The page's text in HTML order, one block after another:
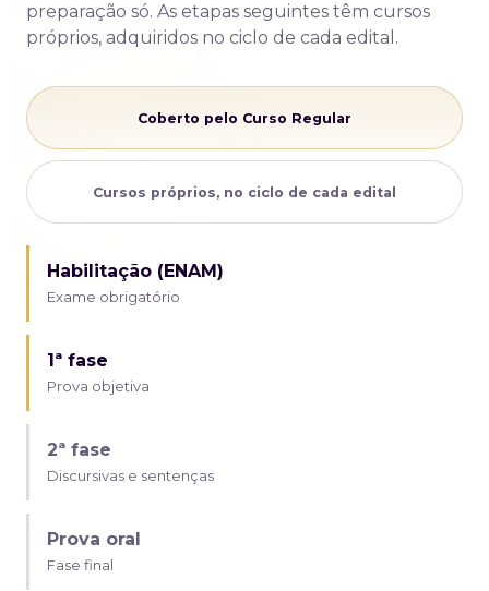
preparação só. As etapas seguintes têm cursos
próprios, adquiridos no ciclo de cada edital.
Coberto pelo Curso Regular
Cursos próprios, no ciclo de cada edital
Habilitação (ENAM)
Exame obrigatório
1ª fase
Prova objetiva
2ª fase
Discursivas e sentenças
Prova oral
Fase final